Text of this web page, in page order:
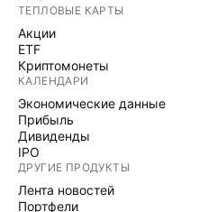
ТЕПЛОВЫЕ КАРТЫ
Акции
ETF
Криптомонеты
КАЛЕНДАРИ
Экономические данные
Прибыль
Дивиденды
IPO
ДРУГИЕ ПРОДУКТЫ
Лента новостей
Портфели